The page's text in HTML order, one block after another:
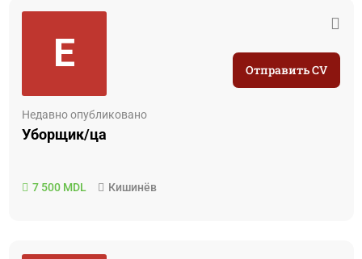
E
Недавно опубликовано
Уборщик/ца
7 500 MDL Кишинёв
Отправить CV